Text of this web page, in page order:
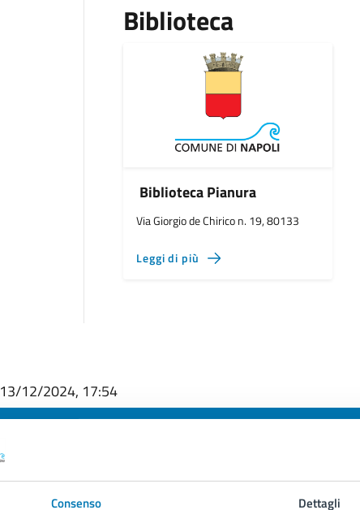
Consenso Dettagli
Biblioteca
Biblioteca Pianura
Via Giorgio de Chirico n. 19, 80133
Leggi di più
13/12/2024, 17:54